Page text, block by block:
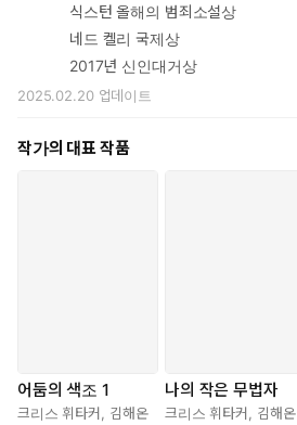
식스턴 올해의 범죄소설상
네드 켈리 국제상
2017년 신인대거상
2025.02.20업데이트
작가의 대표 작품
어둠의 색조 1
크리스 휘타커 김해온
나의 작은 무법자
크리스 휘타커 김해온